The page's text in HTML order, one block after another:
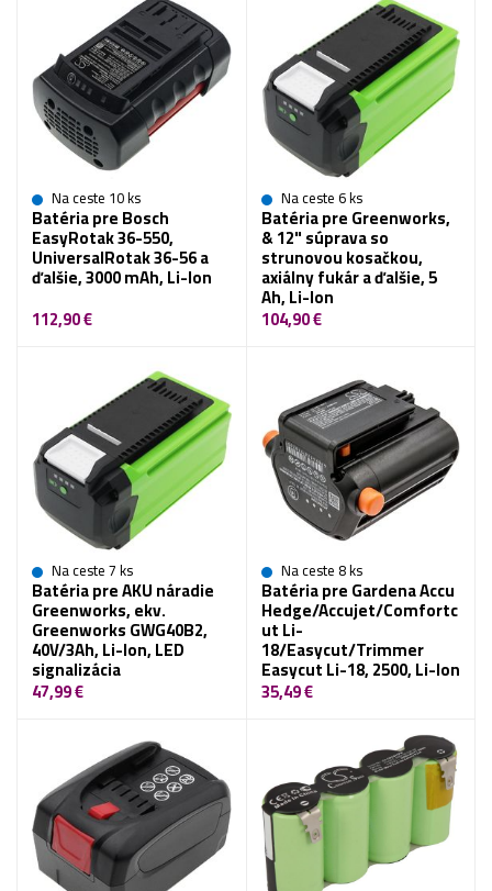
Na ceste 10 ks
Batéria pre Bosch
EasyRotak 36-550,
UniversalRotak 36-56 a
ďalšie, 3000 mAh, Li-Ion
112,90 €
Na ceste 6 ks
Batéria pre Greenworks,
& 12" súprava so
strunovou kosačkou,
axiálny fukár a ďalšie, 5
Ah, Li-Ion
104,90 €
Na ceste 7 ks
Batéria pre AKU náradie
Greenworks, ekv.
Greenworks GWG40B2,
40V/3Ah, Li-Ion, LED
signalizácia
47,99 €
Na ceste 8 ks
Batéria pre Gardena Accu
Hedge/Accujet/Comfortc
ut Li-
18/Easycut/Trimmer
Easycut Li-18, 2500, Li-Ion
35,49 €